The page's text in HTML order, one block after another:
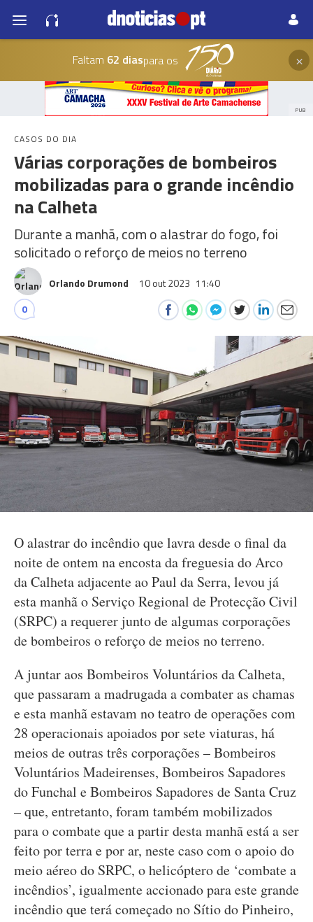
Faltam 62 diaspara os ×
PUB
CASOS DO DIA
Várias corporações de bombeiros
mobilizadas para o grande incêndio
na Calheta
Durante a manhã, com o alastrar do fogo, foi
solicitado o reforço de meios no terreno
Orlando Drumond 10 out 2023 11:40
0
O alastrar do incêndio que lavra desde o final da
noite de ontem na encosta da freguesia do Arco
da Calheta adjacente ao Paul da Serra, levou já
esta manhã o Serviço Regional de Protecção Civil
(SRPC) a requerer junto de algumas corporações
de bombeiros o reforço de meios no terreno.
A juntar aos Bombeiros Voluntários da Calheta,
que passaram a madrugada a combater as chamas
e esta manhã estavam no teatro de operações com
28 operacionais apoiados por sete viaturas, há
meios de outras três corporações – Bombeiros
Voluntários Madeirenses, Bombeiros Sapadores
do Funchal e Bombeiros Sapadores de Santa Cruz
– que, entretanto, foram também mobilizados
para o combate que a partir desta manhã está a ser
feito por terra e por ar, neste caso com o apoio do
meio aéreo do SRPC, o helicóptero de ‘combate a
incêndios’, igualmente accionado para este grande
incêndio que terá começado no Sítio do Pinheiro,